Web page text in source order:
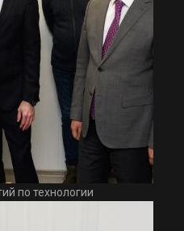
по технологии